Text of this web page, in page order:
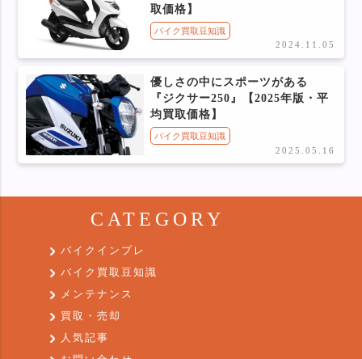
取価格】
バイク買取豆知識
2024.11.05
優しさの中にスポーツがある
『ジクサー250』【2025年版・平
均買取価格】
バイク買取豆知識
2025.05.16
CATEGORY
バイクインプレ
バイク買取豆知識
メンテナンス
買取・売却
人気記事